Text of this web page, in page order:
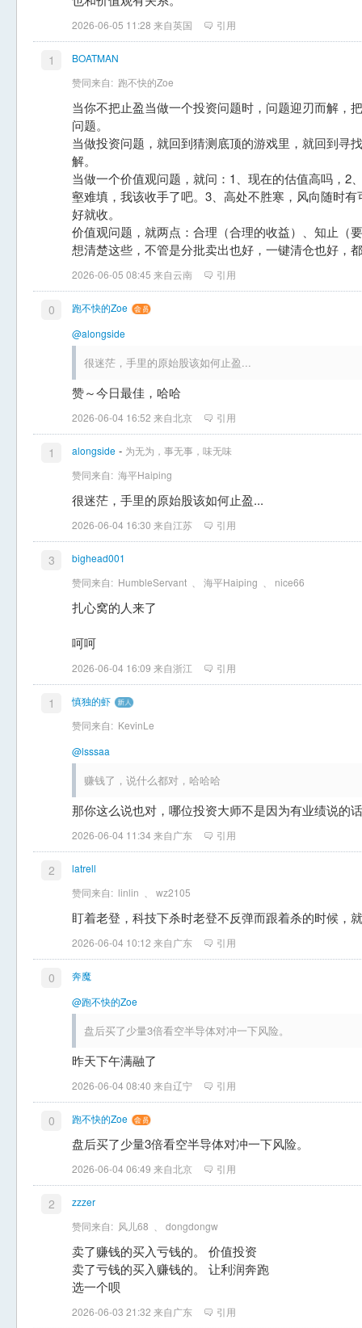
2026-06-05 11:28 来自英国 引用
1
BOATMAN
赞同来自: 跑不快的Zoe
当你不把止盈当做一个投资问题时，问题迎刃而解，
问题。
当做投资问题，就回到猜测底顶的游戏里，就回到寻
解。
当做一个价值观问题，就问：1、现在的估值高吗，2
壑难填，我该收手了吧。3、高处不胜寒，风向随时
好就收。
价值观问题，就两点：合理（合理的收益）、知止（
想清楚这些，不管是分批卖出也好，一键清仓也好，
2026-06-05 08:45 来自云南 引用
0
跑不快的Zoe
@alongside
很迷茫，手里的原始股该如何止盈...
赞～今日最佳，哈哈
2026-06-04 16:52 来自北京 引用
1 alongside - 为无为，事无事，味无味
赞同来自: 海平Haiping
很迷茫，手里的原始股该如何止盈...
2026-06-04 16:30 来自江苏 引用
3
bighead001
赞同来自: HumbleServant 海平Haiping nice66
扎心窝的人来了
呵呵
2026-06-04 16:09 来自浙江 引用
1
慎独的虾
赞同来自: KevinLe
@lsssaa
赚钱了，说什么都对，哈哈哈
那你这么说也对，哪位投资大师不是因为有业绩说的
2026-06-04 11:34 来自广东 引用
2
latrell
赞同来自: linlin wz2105
盯着老登，科技下杀时老登不反弹而跟着杀的时候，
2026-06-04 10:12 来自广东 引用
0
奔魔
@跑不快的Zoe
盘后买了少量3倍看空半导体对冲一下风险。
昨天下午满融了
2026-06-04 08:40 来自辽宁 引用
0 跑不快的Zoe
盘后买了少量3倍看空半导体对冲一下风险。
2026-06-04 06:49 来自北京 引用
2
zzzer
赞同来自: 风儿68 dongdongw
卖了赚钱的买入亏钱的。 价值投资
卖了亏钱的买入赚钱的。 让利润奔跑
选一个呗
2026-06-03 21:32 来自广东 引用